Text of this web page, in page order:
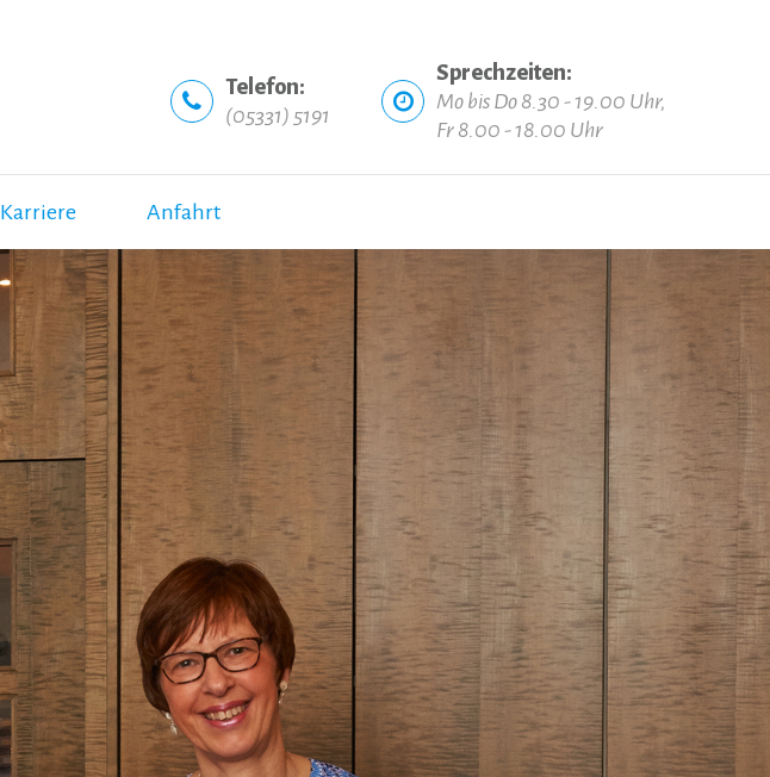
Telefon:
(05331) 5191
Sprechzeiten:
Mo bis Do 8.30 - 19.00 Uhr,
Fr 8.00 - 18.00 Uhr
Karriere Anfahrt